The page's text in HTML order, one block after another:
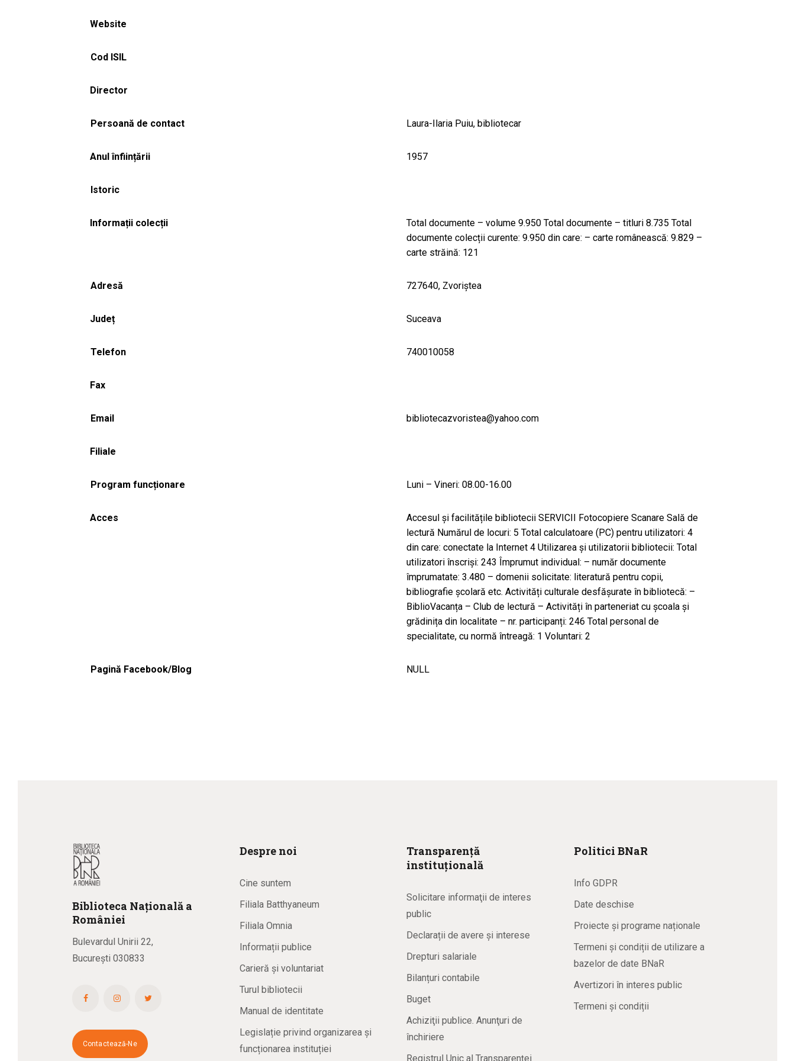
Website
Cod ISIL
Director
Persoană de contact Laura-Ilaria Puiu, bibliotecar
Anul înființării 1957
Istoric
Informații colecții
Total documente – volume 9.950 Total documente – titluri 8.735 Total
documente colecții curente: 9.950 din care: – carte românească: 9.829 –
carte străină: 121
Adresă 727640, Zvoriştea
Județ Suceava
Telefon 740010058
Fax
Email bibliotecazvoristea@yahoo.com
Filiale
Program funcționare Luni – Vineri: 08.00-16.00
Acces
Accesul și facilitățile bibliotecii SERVICII Fotocopiere Scanare Sală de
lectură Numărul de locuri: 5 Total calculatoare (PC) pentru utilizatori: 4
din care: conectate la Internet 4 Utilizarea și utilizatorii bibliotecii: Total
utilizatori înscriși: 243 Împrumut individual: – număr documente
împrumatate: 3.480 – domenii solicitate: literatură pentru copii,
bibliografie școlară etc. Activități culturale desfășurate în bibliotecă: –
BiblioVacanța – Club de lectură – Activități în parteneriat cu școala și
grădinița din localitate – nr. participanți: 246 Total personal de
specialitate, cu normă întreagă: 1 Voluntari: 2
Pagină Facebook/Blog NULL
Biblioteca Națională a
României
Bulevardul Unirii 22,
București 030833
Contactează-Ne
Despre noi
Cine suntem
Filiala Batthyaneum
Filiala Omnia
Informații publice
Carieră și voluntariat
Turul bibliotecii
Manual de identitate
Legislație privind organizarea și
funcționarea instituției
Transparență
instituțională
Solicitare informaţii de interes
public
Declarații de avere și interese
Drepturi salariale
Bilanțuri contabile
Buget
Achiziţii publice. Anunţuri de
închiriere
Registrul Unic al Transparenţei
Politici BNaR
Info GDPR
Date deschise
Proiecte și programe naționale
Termeni și condiții de utilizare a
bazelor de date BNaR
Avertizori în interes public
Termeni și condiții